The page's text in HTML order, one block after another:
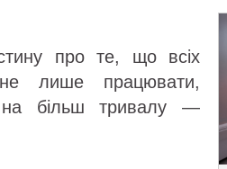
про те, що всіх
лише працювати,
на більш тривалу —